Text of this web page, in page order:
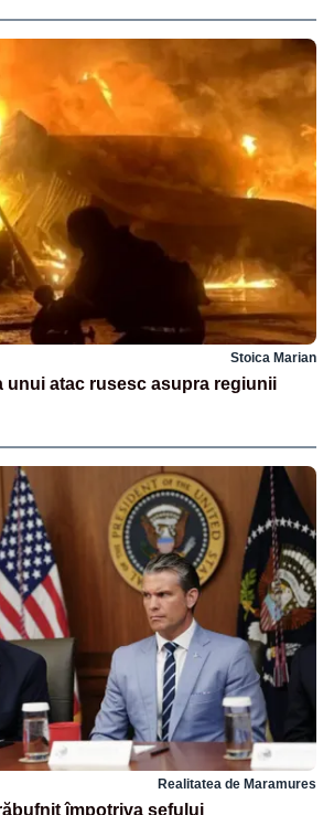
Stoica Marian
unui atac rusesc asupra regiunii
Realitatea de Maramures
împotriva șefului